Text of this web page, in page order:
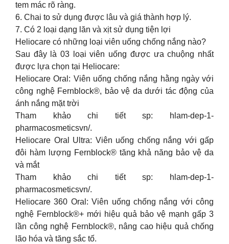
tem mác rõ ràng.
6. Chai to sử dụng được lâu và giá thành hợp lý.
7. Có 2 loại dạng lăn và xịt sử dụng tiện lợi
Heliocare có những loại viên uống chống nắng nào?
Sau đây là 03 loại viên uống được ưa chuộng nhất
được lựa chọn tại Heliocare:
Heliocare Oral: Viên uống chống nắng hằng ngày với
công nghệ Fernblock®, bảo vệ da dưới tác động của
ánh nắng mặt trời
Tham khảo chi tiết sp: hlam-dep-1-
pharmacosmeticsvn/.
Heliocare Oral Ultra: Viên uống chống nắng với gấp
đôi hàm lượng Fernblock® tăng khả năng bảo vệ da
và mắt
Tham khảo chi tiết sp: hlam-dep-1-
pharmacosmeticsvn/.
Heliocare 360 Oral: Viên uống chống nắng với công
nghệ Fernblock®+ mới hiệu quả bảo vệ mạnh gấp 3
lần công nghệ Fernblock®, nâng cao hiệu quả chống
lão hóa và tăng sắc tố.